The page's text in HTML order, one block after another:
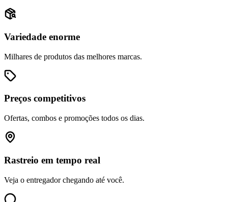
Variedade enorme
Milhares de produtos das melhores marcas.
Preços competitivos
Ofertas, combos e promoções todos os dias.
Rastreio em tempo real
Veja o entregador chegando até você.